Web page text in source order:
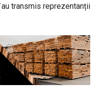
au transmis reprezentanții